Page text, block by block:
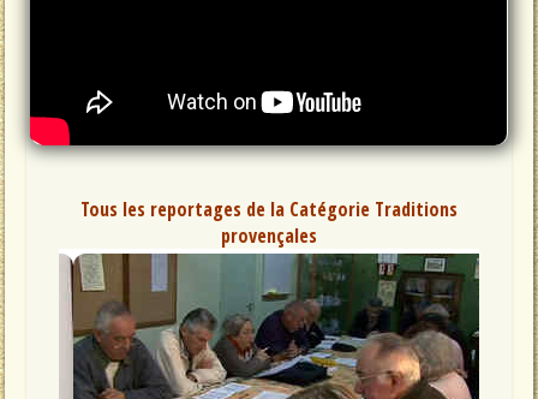
Tous les reportages de la Catégorie Traditions
provençales